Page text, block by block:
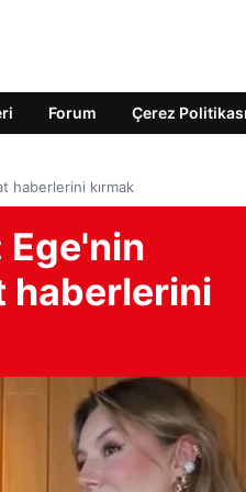
Forum Çerez Politikası
haberlerini kırmak
Ege'nin
haberlerini